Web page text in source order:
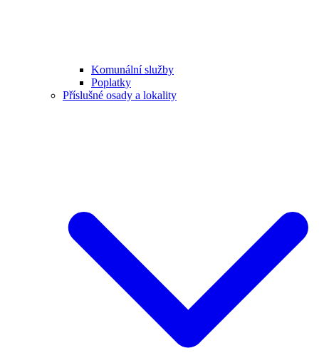
Komunální služby
Poplatky
Příslušné osady a lokality